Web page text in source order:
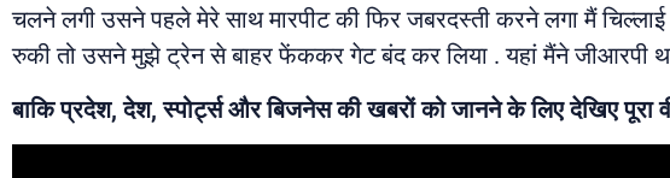
चलने लगी उसने पहले मेरे साथ मारपीट की फिर जबरदस्ती करने लगा मैं
रुकी तो उसने मुझे ट्रेन से बाहर फेंककर गेट बंद कर लिया . यहां मैंने जीआरपी
बाकि प्रदेश, देश, स्पोर्ट्स और बिजनेस की खबरों को जानने के लिए देखिए पूरा